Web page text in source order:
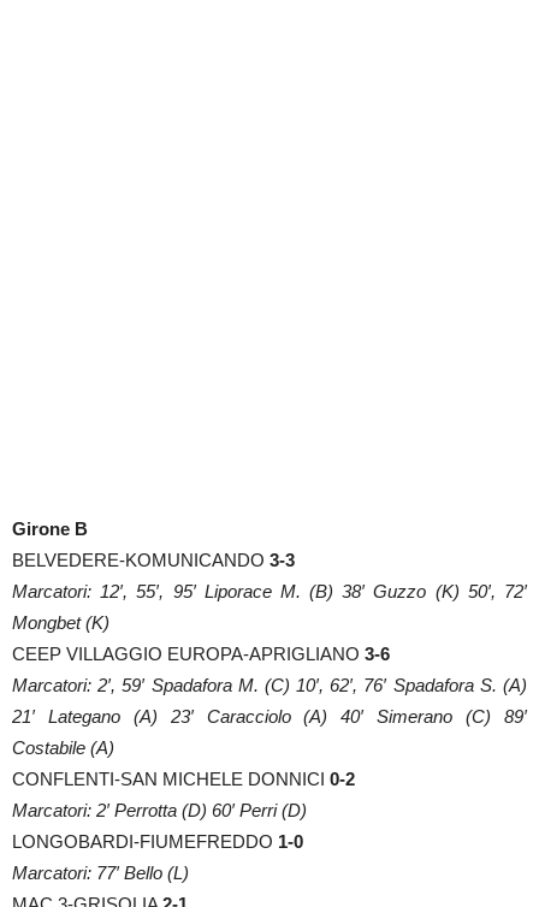
Girone B
BELVEDERE-KOMUNICANDO 3-3
Marcatori: 12′, 55′, 95′ Liporace M. (B) 38′ Guzzo (K) 50′, 72′
Mongbet (K)
CEEP VILLAGGIO EUROPA-APRIGLIANO 3-6
Marcatori: 2′, 59′ Spadafora M. (C) 10′, 62′, 76′ Spadafora S. (A)
21′ Lategano (A) 23′ Caracciolo (A) 40′ Simerano (C) 89′
Costabile (A)
CONFLENTI-SAN MICHELE DONNICI 0-2
Marcatori: 2′ Perrotta (D) 60′ Perri (D)
LONGOBARDI-FIUMEFREDDO 1-0
Marcatori: 77′ Bello (L)